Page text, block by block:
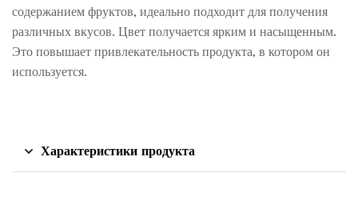
содержанием фруктов, идеально подходит для получения
различных вкусов. Цвет получается ярким и насыщенным.
Это повышает привлекательность продукта, в котором он
используется.
Характеристики продукта